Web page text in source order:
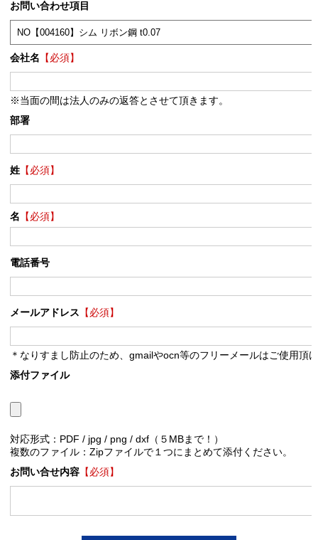
お問い合わせ項目
会社名 【必須】
※当面の間は法人のみの返答とさせて頂きます。
部署
姓【必須】
名 【必須】
電話番号
メールアドレス 【必須】
＊なりすまし防止のため、gmailやocn等のフリーメールはご使用頂
添付ファイル
対応形式：PDF / jpg / png / dxf（５MBまで！）
複数のファイル：Zipファイルで１つにまとめて添付ください。
お問い合せ内容【必須】